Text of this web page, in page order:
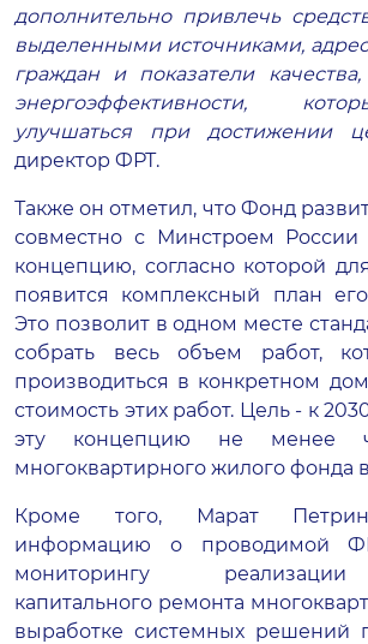
дополнительно привлечь
выделенными источниками,
граждан и показатели
энергоэффективности,
улучшаться при достижении
директор ФРТ.
Также он отметил, что Фонд
совместно с Минстроем России
концепцию, согласно которой
появится комплексный план его
Это позволит в одном месте
собрать весь объем работ,
производиться в конкретном
стоимость этих работ. Цель - к
эту концепцию не менее
многоквартирного жилого фонда
Кроме того, Марат Петрин
информацию о проводимой
мониторингу
капитального ремонта
выработке системных